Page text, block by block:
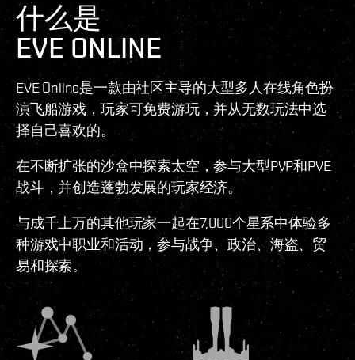
什么是
EVE ONLINE
EVE Online是一款由社区主导的大型多人在线角色扮
演飞船游戏，玩家可免费游玩，并从无数玩法中选
择自己喜欢的。
在不断扩张的沙盒中探索太空，参与大型PVP和PVE
战斗，并创造蓬勃发展的玩家经济。
与成千上万的其他玩家一起在7,000个星系中体验多
种游戏中职业和活动，参与战争、政治、海盗、贸
易和探索。